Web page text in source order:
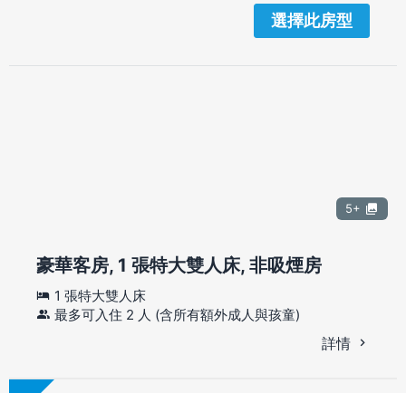
選擇此房型
5+
豪華客房, 1 張特大雙人床, 非吸煙房
1 張特大雙人床
最多可入住 2 人 (含所有額外成人與孩童)
詳情